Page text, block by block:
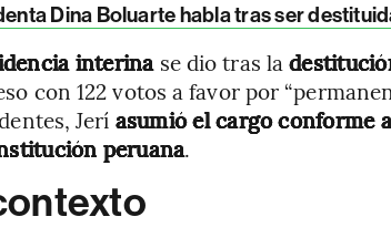
Dina Boluarte habla tras ser
interinase dio tras la
con 122 votos a favor por
Jerí asumió el cargo conforme
peruana.